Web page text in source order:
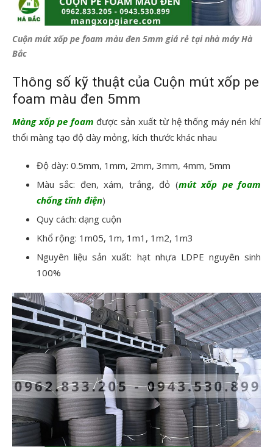
Cuộn mút xốp pe foam màu đen 5mm giá rẻ tại nhà máy Hà
Bắc
Thông số kỹ thuật của Cuộn mút xốp pe
foam màu đen 5mm
Màng xốp pe foam được sản xuất từ hệ thống máy nén khí
thổi màng tạo độ dày mỏng, kích thước khác nhau
Độ dày: 0.5mm, 1mm, 2mm, 3mm, 4mm, 5mm
Màu sắc: đen, xám, trắng, đỏ (mút xốp pe foam
chống tĩnh điện)
Quy cách: dạng cuộn
Khổ rộng: 1m05, 1m, 1m1, 1m2, 1m3
Nguyên liệu sản xuất: hạt nhựa LDPE nguyên sinh
100%